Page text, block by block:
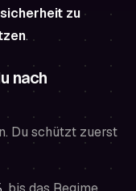
zu
.
nach
Du schützt zuerst